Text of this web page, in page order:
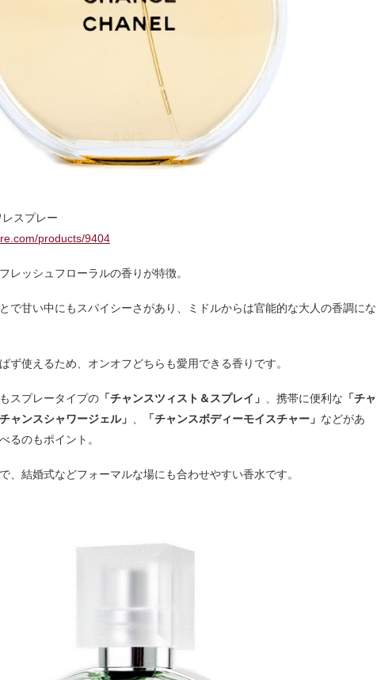
スプレー
products/9404
レッシュフローラルの香りが特徴。
で甘い中にもスパイシーさがあり、ミドルからは官能的な大人の香調にな
ず使えるため、オンオフどちらも愛用できる香りです。
スプレータイプの 「チャンスツィスト＆スプレイ」 、携帯に便利な 「チャ
チャンスシャワージェル」 「チャンスボディーモイスチャー」 などがあ
るのもポイント。
、結婚式などフォーマルな場にも合わせやすい香水です。